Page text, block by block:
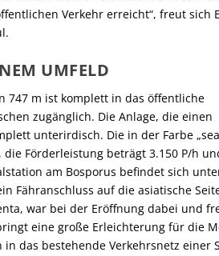
Verkehr erreicht“, freut sich
UMFELD
747 m ist komplett in das öffentliche
zugänglich. Die Anlage, die einen
unterirdisch. Die in der Farbe
Förderleistung beträgt 3.150 P/h
am Bosporus befindet sich
Fähranschluss auf die asiatische
war bei der Eröffnung dabei und
eine große Erleichterung für die
das bestehende Verkehrsnetz einer